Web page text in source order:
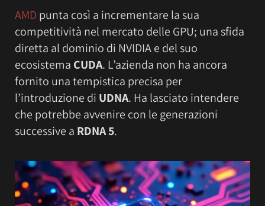
AMDpunta così a incrementare la sua
competitività nel mercato delle GPU; una sfida
diretta al dominio di NVIDIA e del suo
ecosistema CUDA. L’azienda non ha ancora
fornito una tempistica precisa per
l’introduzione di UDNA. Ha lasciato intendere
che potrebbe avvenire con le generazioni
successive a RDNA 5.